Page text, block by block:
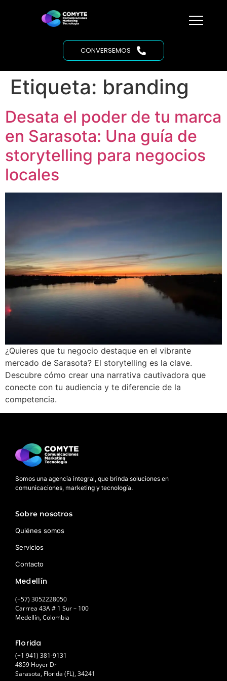
CONVERSEMOS
Etiqueta: branding
Desata el poder de tu marca
en Sarasota: Una guía de
storytelling para negocios
locales
¿Quieres que tu negocio destaque en el vibrante
mercado de Sarasota? El storytelling es la clave.
Descubre cómo crear una narrativa cautivadora que
conecte con tu audiencia y te diferencie de la
competencia.
Somos una agencia integral, que brinda soluciones en
comunicaciones, marketing y tecnología.
Sobre nosotros
Quiénes somos
Servicios
Contacto
Medellín
(+57) 3052228050
Carrrea 43A # 1 Sur – 100
Medellín, Colombia
Florida
(+1 941) 381-9131
4859 Hoyer Dr
Sarasota, Florida (FL), 34241